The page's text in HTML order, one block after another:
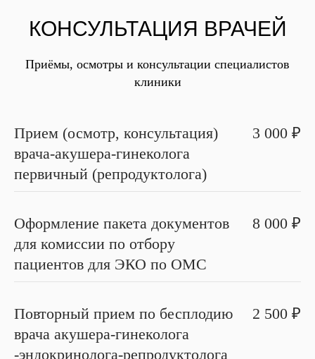
КОНСУЛЬТАЦИЯ ВРАЧЕЙ
Приёмы, осмотры и консультации специалистов
клиники
Прием (осмотр, консультация)
врача-акушера-гинеколога
первичный (репродуктолога)
3 000 ₽
Оформление пакета документов
для комиссии по отбору
пациентов для ЭКО по ОМС
8 000 ₽
Повторный прием по бесплодию
врача акушера-гинеколога
-эндокринолога-репродуктолога
2 500 ₽